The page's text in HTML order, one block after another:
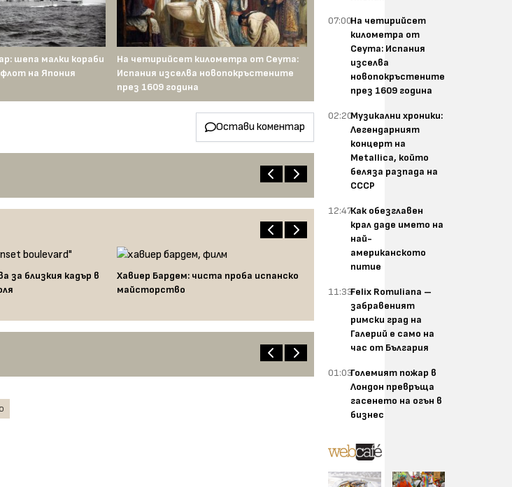
шепа малки кораби
на Япония
На четирийсет километра от Сеута:
Испания изселва новопокръстените
през 1609 година
Остави коментар
за близкия кадър в
Хавиер Бардем: чиста проба испанско
майсторство
07:00На четирийсет
километра от
Сеута: Испания
изселва
новопокръстените
през 1609 година
02:20Музикални хроники:
Легендарният
концерт на
Metallica, който
беляза разпада на
СССР
12:47Как обезглавен
крал даде името на
най-
американското
питие
11:33Felix Romuliana –
забравеният
римски град на
Галерий е само на
час от България
01:03Големият пожар в
Лондон превръща
гасенето на огън в
бизнес